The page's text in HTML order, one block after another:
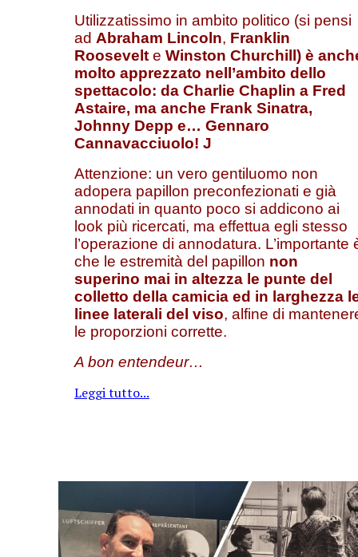
Utilizzatissimo in ambito politico (si pensi
ad Abraham Lincoln, Franklin
Roosevelt e Winston Churchill) è
molto apprezzato nell’ambito dello
spettacolo: da Charlie Chaplin a Fred
Astaire, ma anche Frank Sinatra,
Johnny Depp e… Gennaro
Cannavacciuolo! J
Attenzione: un vero gentiluomo non
adopera papillon preconfezionati e già
annodati in quanto poco si addicono ai
look più ricercati, ma effettua egli stesso
l’operazione di annodatura. L’importante
che le estremità del papillon non
superino mai in altezza le punte del
colletto della camicia ed in larghezza
linee laterali del viso, alfine di
le proporzioni corrette.
A bon entendeur…
Leggi tutto...